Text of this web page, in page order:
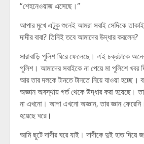
“শেহনেওয়াজ এসেছে।”
আপার মুখে এটুকু শুনেই আমরা সবাই সেদিকে
দাদীর বাবা? তিনিই তবে আমাদের উদ্ধার করলেন?
সারাবাড়ি পুলিশ ঘিরে ফেলেছে। এই চক্রটাকে
পুলিশ। আমাদের সবাইকে না পেয়ে মা পুলিশে খবর
আর তার দলকে টানতে টানতে নিয়ে যাওয়া হচ্ছে।
অজ্ঞান অবস্থায় গর্ত থেকে উদ্ধার করা হয়েছে।
না এখনো। আপা এখনো অজ্ঞান, তার জ্ঞান
হয়েছে ঘরে।
আমি ছুটে দাদীর ঘরে যাই। দাদীকে দুই হাত দিয়ে